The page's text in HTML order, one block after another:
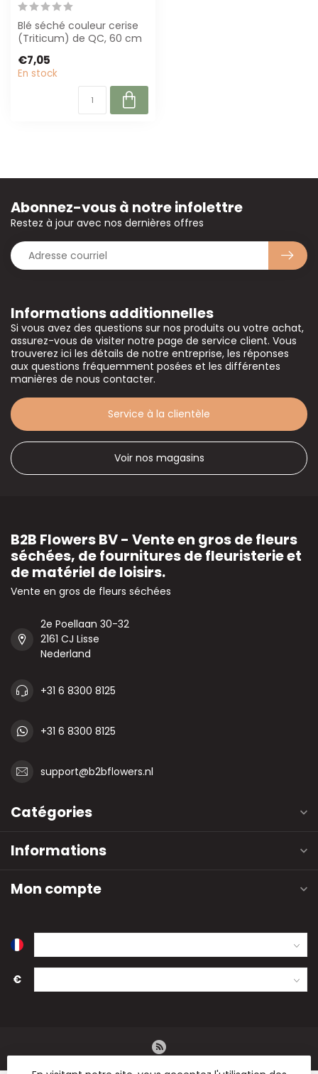
Blé séché couleur cerise
(Triticum) de QC, 60 cm
bouquet. P...
€7,05
En stock
Informations additionnelles
Si vous avez des questions sur nos produits ou votre achat,
assurez-vous de visiter notre page de service client. Vous
trouverez ici les détails de notre entreprise, les réponses
aux questions fréquemment posées et les différentes
manières de nous contacter.
Service à la clientèle
Voir nos magasins
Abonnez-vous à notre infolettre
Restez à jour avec nos dernières offres
B2B Flowers BV - Vente en gros de fleurs
séchées, de fournitures de fleuristerie et
de matériel de loisirs.
Vente en gros de fleurs séchées
2e Poellaan 30-32
2161 CJ Lisse
Nederland
+31 6 8300 8125
+31 6 8300 8125
support@b2bflowers.nl
Catégories
Informations
Mon compte
€